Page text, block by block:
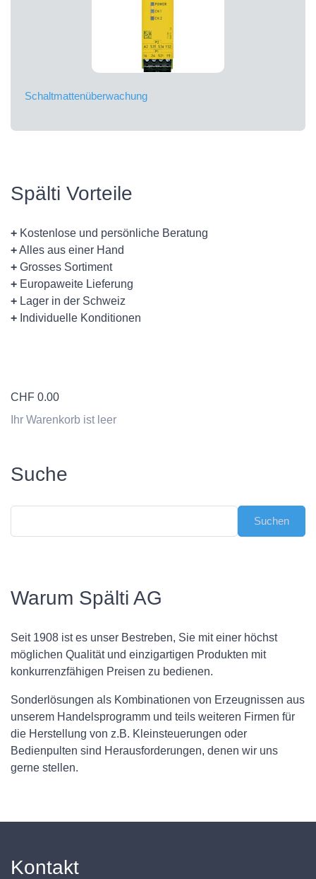
Schaltmattenüberwachung
Spälti Vorteile
+ Kostenlose und persönliche Beratung
+Alles aus einer Hand
+ Grosses Sortiment
+ Europaweite Lieferung
+ Lager in der Schweiz
+ Individuelle Konditionen
CHF 0.00
Ihr Warenkorb ist leer
Suche
Warum Spälti AG
Seit 1908 ist es unser Bestreben, Sie mit einer höchst
möglichen Qualität und einzigartigen Produkten mit
konkurrenzfähigen Preisen zu bedienen.
Sonderlösungen als Kombinationen von Erzeugnissen aus
unserem Handelsprogramm und teils weiteren Firmen für
die Herstellung von z.B. Kleinsteuerungen oder
Bedienpulten sind Herausforderungen, denen wir uns
gerne stellen.
Kontakt